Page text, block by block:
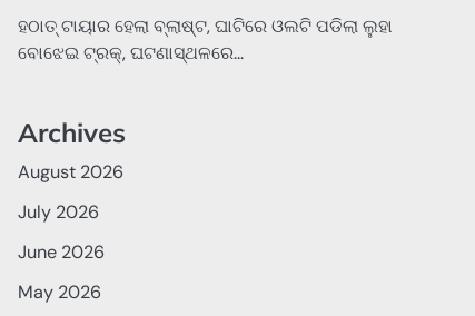
ହଠାତ୍‌ ଟାୟାର ହେଲା ବ୍ଲାଷ୍ଟ, ଘାଟିରେ ଓଲଟି ପଡିଲା ଲୁହା
ବୋଝେଇ ଟ୍ରକ୍‌, ଘଟଣାସ୍ଥଳରେ…
Archives
August 2026
July 2026
June 2026
May 2026